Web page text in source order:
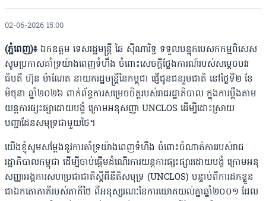
02-06-2026 15:00
(ភ្នំពេញ)៖ ឯកឧត្តម ទេសរដ្ឋមន្រ្តី ឆៃ ស៊ីណារិទ្ធ ទទួលបន្ទុកបេសកកម្មពិសេស
សូមប្រកាសគាំទ្រយ៉ាងពេញទំហឹង ចំពោះសេចក្តីថ្លែងការណ៍របស់សម្តេចបវរ
ធិបតី ហ៊ុន ម៉ាណែត នាយករដ្ឋមន្ត្រីនៃកម្ពុជា ផ្ញើជូនជនរួមជាតិ ​នៅថ្ងៃទី២ ខែ
មិថុនា ឆ្នាំ២០២៦ ពាក់ព័ន្ធការសម្រេចចិត្តរបស់រាជរដ្ឋាភិបាល ក្នុងការប្តឹងតាម
យន្តការផ្សះផ្សាដោយបង្ខំ ក្រោមអនុសញ្ញា UNCLOS ដើម្បីដោះស្រាយ
បញ្ហាដែនសមុទ្រជាមួយថៃ។
យើងខ្ញុំសូមសម្តែងនូវការគាំទ្រយ៉ាងពេញទំហឹង ចំពោះចំណាត់ការរបស់រាជ
រដ្ឋាភិបាលកម្ពុជា ដើម្បីចាប់ផ្តើមដំណើរការយន្តការផ្សះផ្សារដោយបង្ខំ ក្រោមអនុ
សញ្ញាអង្គការសហប្រជាជាតិស្តីពីនីតិសមុទ្រ (UNCLOS) បន្ទាប់ពីការដកខ្លួន
ជាឯកតោភាគីរបស់ភាគីថៃ ពីអនុស្សរណៈនៃការយោគយល់គ្នាឆ្នាំ២០០១ ដែល